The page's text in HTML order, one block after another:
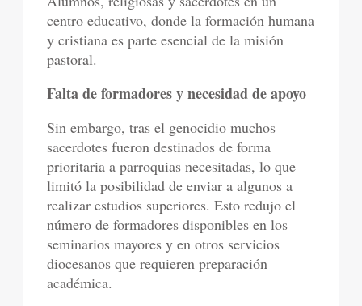
centro educativo, donde la formación humana
y cristiana es parte esencial de la misión
pastoral.
Falta de formadores y necesidad de apoyo
Sin embargo, tras el genocidio muchos
sacerdotes fueron destinados de forma
prioritaria a parroquias necesitadas, lo que
limitó la posibilidad de enviar a algunos a
realizar estudios superiores. Esto redujo el
número de formadores disponibles en los
seminarios mayores y en otros servicios
diocesanos que requieren preparación
académica.